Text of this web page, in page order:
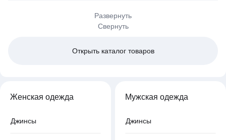
Развернуть
Свернуть
Открыть каталог товаров
Женская одежда
Джинсы
Мужская одежда
Джинсы